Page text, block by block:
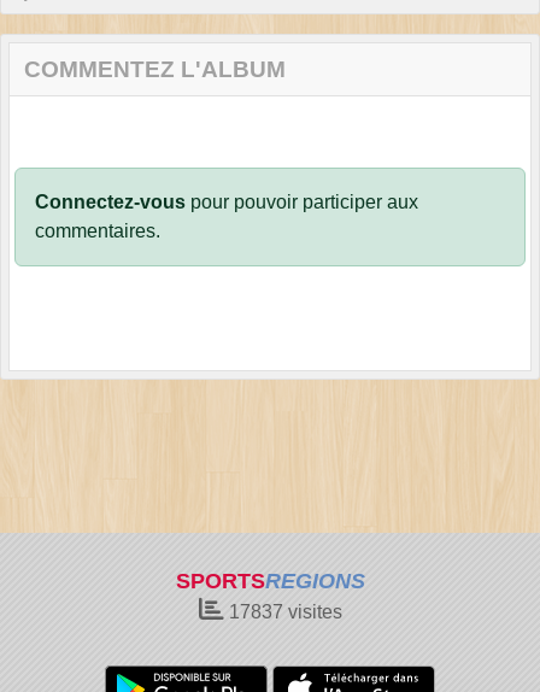
COMMENTEZ L'ALBUM
Connectez-vous pour pouvoir participer aux
commentaires.
SPORTSREGIONS
17837 visites